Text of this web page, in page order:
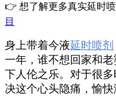
👉 想了解更多真实延时
目
身上带着今液延时喷剂
一年，谁不想回家和
下人伦之乐。对于很
决这个心头隐痛，愉